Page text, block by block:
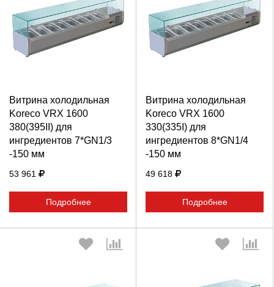
Витрина холодильная
Koreco VRX 1600
380(395II) для
ингредиентов 7*GN1/3
-150 мм
53 961
Подробнее
Выберите количество:
Продолжить Отмена
Витрина холодильная
Koreco VRX 1600
330(335I) для
ингредиентов 8*GN1/4
-150 мм
49 618
Подробнее
Выберите количество:
Продолжить Отмена